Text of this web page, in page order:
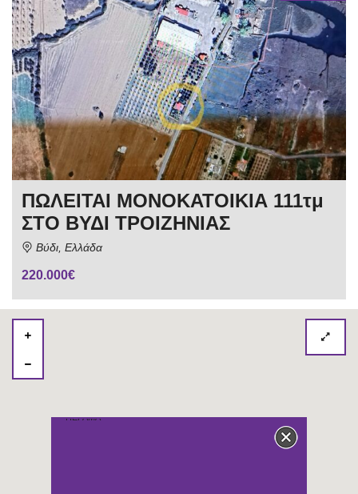
ΠΩΛΕΙΤΑΙ ΜΟΝΟΚΑΤΟΙΚΙΑ 111τμ
ΣΤΟ ΒΥΔΙ ΤΡΟΙΖΗΝΙΑΣ
Βύδι, Ελλάδα
220.000€